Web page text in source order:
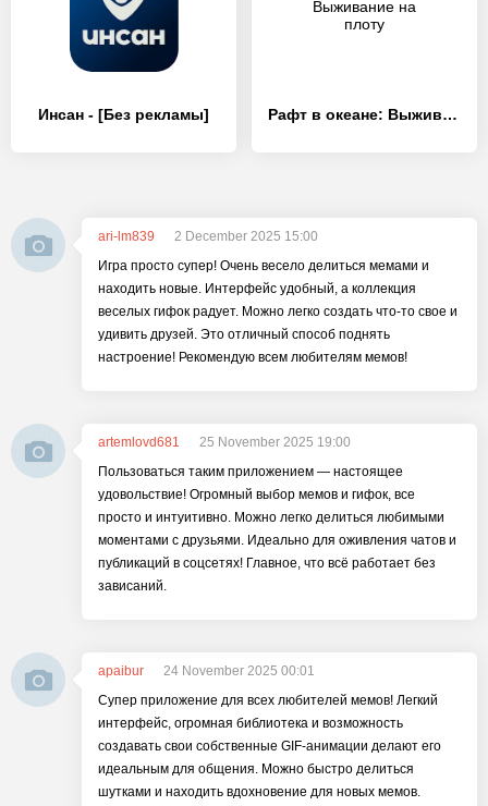
Инсан - [Без рекламы] Рафт в океане: Выживание на плоту
ari-lm839
2 December 2025 15:00
Игра просто супер! Очень весело делиться мемами и
находить новые. Интерфейс удобный, а коллекция
веселых гифок радует. Можно легко создать что-то свое и
удивить друзей. Это отличный способ поднять
настроение! Рекомендую всем любителям мемов!
artemlovd681
25 November 2025 19:00
Пользоваться таким приложением — настоящее
удовольствие! Огромный выбор мемов и гифок, все
просто и интуитивно. Можно легко делиться любимыми
моментами с друзьями. Идеально для оживления чатов и
публикаций в соцсетях! Главное, что всё работает без
зависаний.
apaibur
24 November 2025 00:01
Супер приложение для всех любителей мемов! Легкий
интерфейс, огромная библиотека и возможность
создавать свои собственные GIF-анимации делают его
идеальным для общения. Можно быстро делиться
шутками и находить вдохновение для новых мемов.